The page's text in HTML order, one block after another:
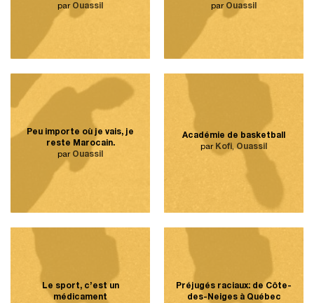
par Ouassil
par Ouassil
Peu importe où je vais, je
reste Marocain.
par Ouassil
Académie de basketball
par Kofi, Ouassil
Le sport, c’est un
médicament
Préjugés raciaux: de Côte-
des-Neiges à Québec